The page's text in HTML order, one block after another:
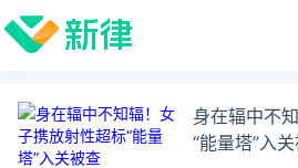
身在辐中不
“能量塔”入